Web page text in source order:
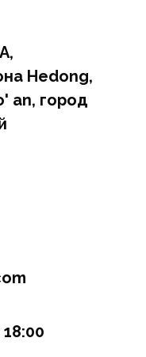
Hedong,
an, город